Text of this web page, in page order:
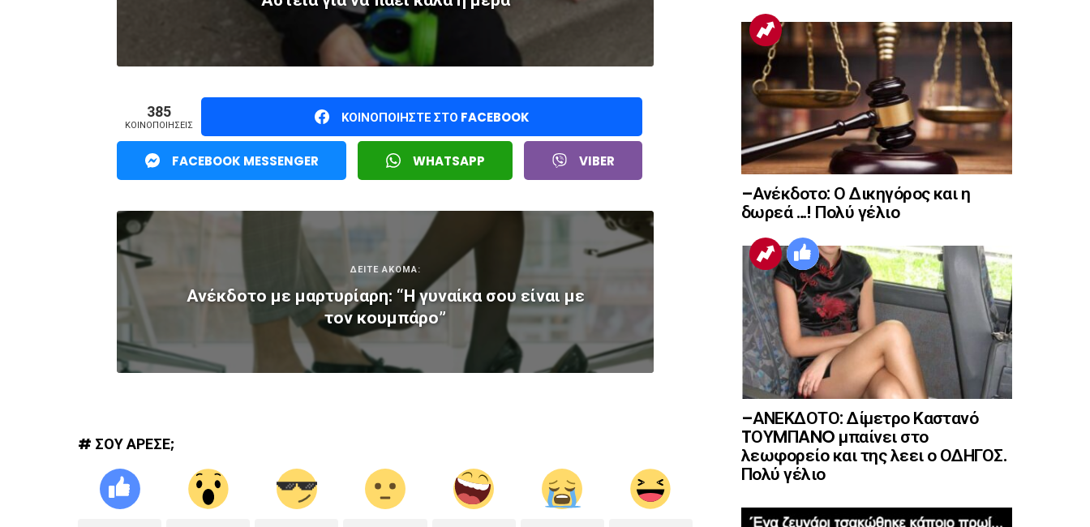
385
ΚΟΙΝΟΠΟΙΉΣΕΙΣ ΚΟΙΝΟΠΟΙΉΣΤΕ ΣΤΟ FACEBOOK
FACEBOOK MESSENGER WHATSAPP VIBER
ΔΕΙΤΕ ΑΚΟΜΑ:
Ανέκδοτο με μαρτυρίαρη: “Η γυναίκα σου είναι με
τον κουμπάρο”
# ΣΟΥ ΑΡΕΣΕ;
–Ανέκδοτο: Ο Δικηγόρος και η
δωρεά …! Πολύ γέλιο
–ΑΝΕΚΔΟΤΟ: Δίμετρο Καστανό
TΟΥMΠANO μπαίνει στο
λεωφορείο και της λεει ο ΟΔΗΓΟΣ.
Πολύ γέλιο